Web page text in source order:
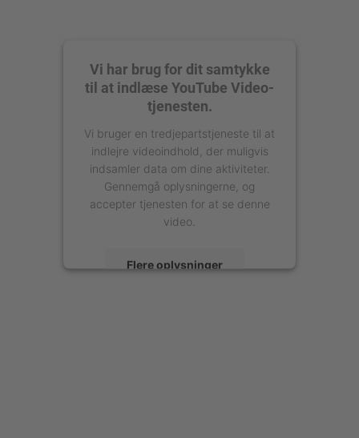
Vi har brug for dit samtykke
til at indlæse YouTube Video-
tjenesten.
Vi bruger en tredjepartstjeneste til at
indlejre videoindhold, der muligvis
indsamler data om dine aktiviteter.
Gennemgå oplysningerne, og
accepter tjenesten for at se denne
video.
Flere oplysninger